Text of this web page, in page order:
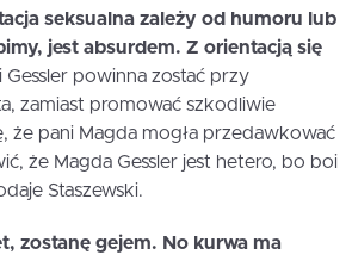
seksualna zależy od humoru lub
jest absurdem. Z orientacją się
Gessler powinna zostać przy
zamiast promować szkodliwie
że pani Magda mogła przedawkować
że Magda Gessler jest hetero, bo boi
Staszewski.
zostanę gejem. No kurwa ma